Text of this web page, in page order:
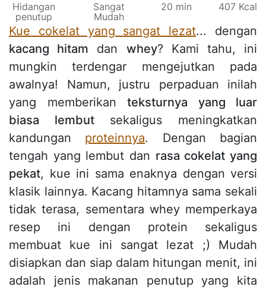
Hidangan
penutup
Sangat
Mudah
20 min 407 Kcal
Kue cokelat yang sangat lezat... dengan
kacang hitam dan whey? Kami tahu, ini
mungkin terdengar mengejutkan pada
awalnya! Namun, justru perpaduan inilah
yang memberikan teksturnya yang luar
biasa lembutsekaligus meningkatkan
kandungan proteinnya. Dengan bagian
tengah yang lembut dan rasa cokelat yang
pekat, kue ini sama enaknya dengan versi
klasik lainnya. Kacang hitamnya sama sekali
tidak terasa, sementara whey memperkaya
resep ini dengan protein sekaligus
membuat kue ini sangat lezat ;) Mudah
disiapkan dan siap dalam hitungan menit, ini
adalah jenis makanan penutup yang kita